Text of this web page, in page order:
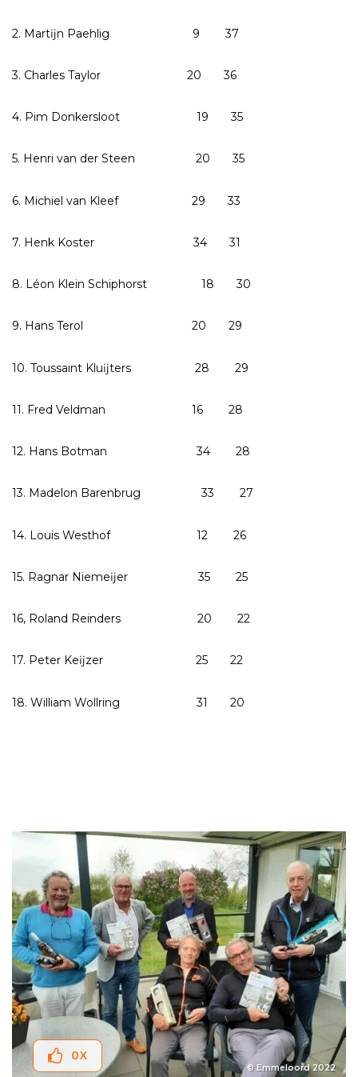
2. Martĳn Paehlig 9 37
3. Charles Taylor 20 36
4. Pim Donkersloot 19 35
5. Henri van der Steen 20 35
6. Michiel van Kleef 29 33
7. Henk Koster 34 31
8. Léon Klein Schiphorst 18 30
9. Hans Terol 20 29
10. Toussaint Kluĳters 28 29
11. Fred Veldman 16 28
12. Hans Botman 34 28
13. Madelon Barenbrug 33 27
14. Louis Westhof 12 26
15. Ragnar Niemeĳer 35 25
16, Roland Reinders 20 22
17. Peter Keĳzer 25 22
18. William Wollring 31 20
© Emmeloord 2022
0X